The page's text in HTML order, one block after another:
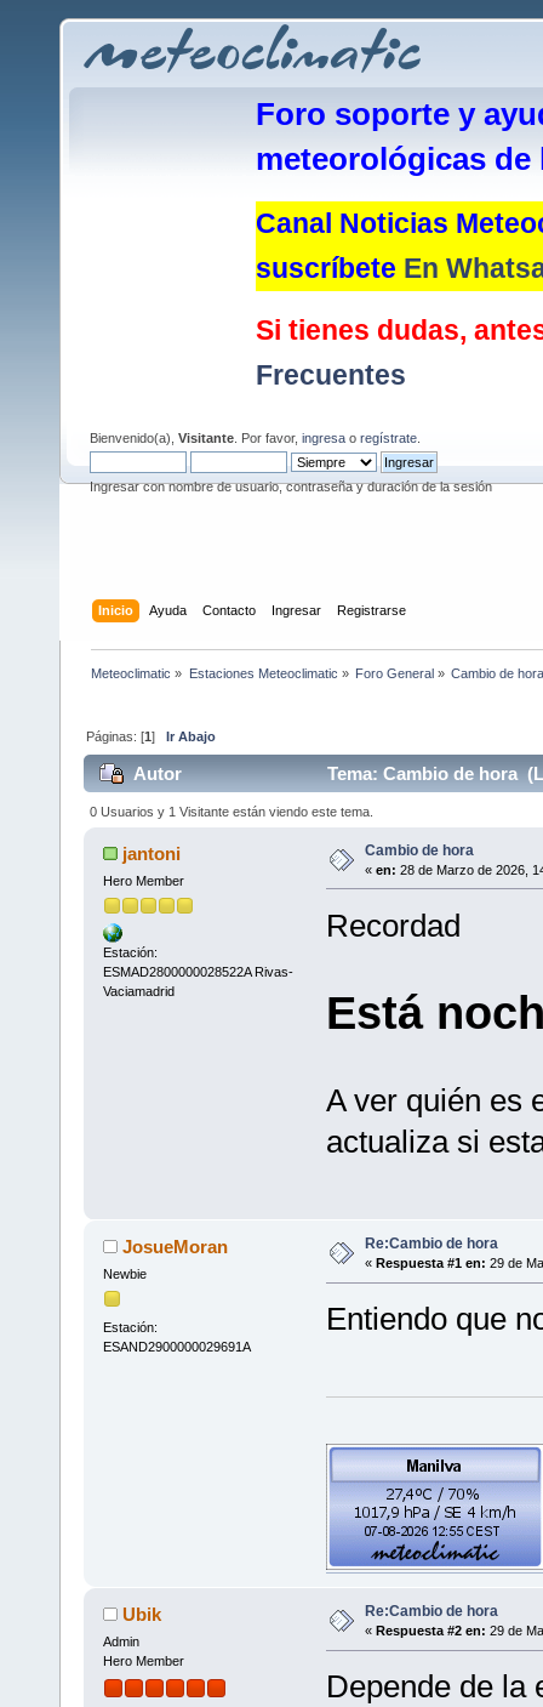
Foro soporte y
meteorológicas de
Canal Noticias
suscríbete En
Si tienes dudas,
Frecuentes
Bienvenido(a), Visitante . Por favor, ingresa o regístrate
Ingresar con nombre de usuario, contraseña y duración de la sesión
Inicio Ayuda Contacto Ingresar Registrarse
Meteoclimatic » Estaciones Meteoclimatic » Foro General» Cambio de
Páginas: [1]Ir Abajo
Autor Tema: Cambio de hora
0 Usuarios y 1 Visitante están viendo este tema.
jantoni
Hero Member
Estación:
ESMAD2800000028522A Rivas-
Vaciamadrid
Cambio de hora
« en: 28 de Marzo de 2026,
Recordad
Está
A ver quién es
actualiza si
JosueMoran
Newbie
Estación:
ESAND2900000029691A
Re:Cambio de hora
« Respuesta #1 en: 29 de
Entiendo que
Ubik
Admin
Hero Member
Re:Cambio de hora
« Respuesta #2 en: 29 de
Depende de la